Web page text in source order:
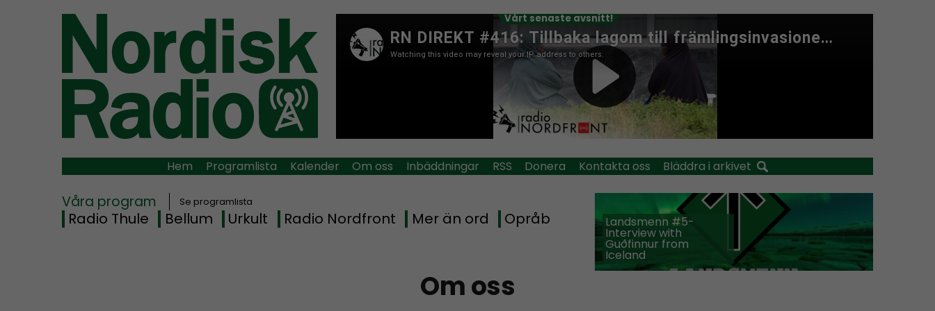
Vårt senaste avsnitt!
Hem Programlista Kalender Om oss Inbäddningar RSS Donera Kontakta oss Bläddra i arkivet
Våra program Se programlista
Radio Thule Bellum Urkult Radio Nordfront Mer än ord Opråb Landsmenn #5-
Interview with
Guðfinnur from
Iceland
Om oss